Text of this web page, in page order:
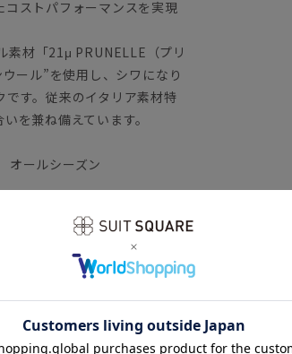
ストパフォーマンスを実現
素材「21μ PRUNELLE（プリ
ール”を使用し、シワになり
す。従来のイタリア素材特
を兼ね備えています。
ールシーズン
本切羽／サイドベンツ